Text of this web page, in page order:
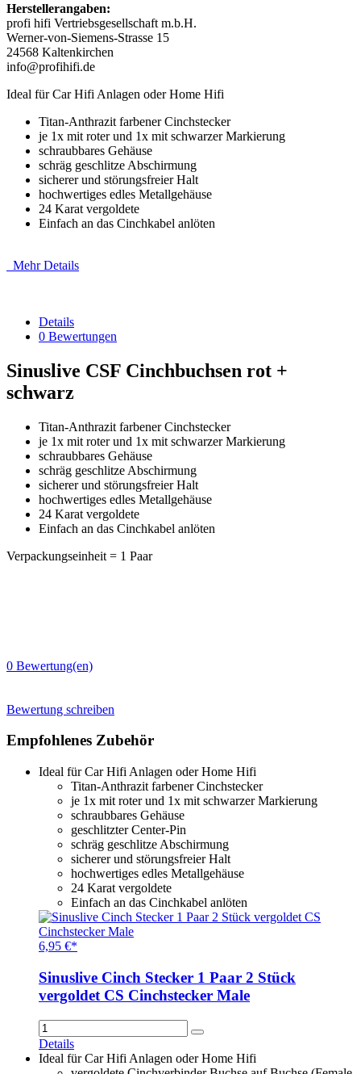
Herstellerangaben:
profi hifi Vertriebsgesellschaft m.b.H.
Werner-von-Siemens-Strasse 15
24568 Kaltenkirchen
info@profihifi.de
Ideal für Car Hifi Anlagen oder Home Hifi
Titan-Anthrazit farbener Cinchstecker
je 1x mit roter und 1x mit schwarzer Markierung
schraubbares Gehäuse
schräg geschlitze Abschirmung
sicherer und störungsfreier Halt
hochwertiges edles Metallgehäuse
24 Karat vergoldete
Einfach an das Cinchkabel anlöten
Mehr Details
Details
0 Bewertungen
Sinuslive CSF Cinchbuchsen rot +
schwarz
Titan-Anthrazit farbener Cinchstecker
je 1x mit roter und 1x mit schwarzer Markierung
schraubbares Gehäuse
schräg geschlitze Abschirmung
sicherer und störungsfreier Halt
hochwertiges edles Metallgehäuse
24 Karat vergoldete
Einfach an das Cinchkabel anlöten
Verpackungseinheit = 1 Paar
0 Bewertung(en)
Bewertung schreiben
Empfohlenes Zubehör
Ideal für Car Hifi Anlagen oder Home Hifi
Titan-Anthrazit farbener Cinchstecker
je 1x mit roter und 1x mit schwarzer Markierung
schraubbares Gehäuse
geschlitzter Center-Pin
schräg geschlitze Abschirmung
sicherer und störungsfreier Halt
hochwertiges edles Metallgehäuse
24 Karat vergoldete
Einfach an das Cinchkabel anlöten
6,95 €*
Sinuslive Cinch Stecker 1 Paar 2 Stück
vergoldet CS Cinchstecker Male
Details
Ideal für Car Hifi Anlagen oder Home Hifi